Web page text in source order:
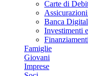
Carte di
Banca
Investimenti
Famiglie
Giovani
Imprese